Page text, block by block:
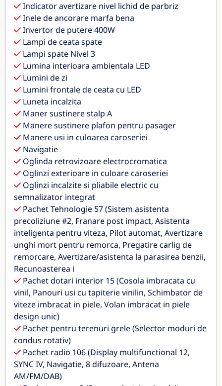
Indicator avertizare nivel lichid de parbriz
Inele de ancorare marfa bena
Invertor de putere 400W
Lampi de ceata spate
Lampi spate Nivel 3
Lumina interioara ambientala LED
Lumini de zi
Lumini frontale de ceata cu LED
Luneta incalzita
Maner sustinere stalp A
Manere sustinere plafon pentru pasager
Manere usi in culoarea caroseriei
Navigatie
Oglinda retrovizoare electrocromatica
Oglinzi exterioare in culoare caroseriei
Oglinzi incalzite si pliabile electric cu
semnalizator integrat
Pachet Tehnologie 57 (Sistem asistenta
precoliziune #2, Franare post impact, Asistenta
inteligenta pentru viteza, Pilot automat, Avertizare
unghi mort pentru remorca, Pregatire carlig de
remorcare, Avertizare/asistenta la parasirea benzii,
Recunoasterea i
Pachet dotari interior 15 (Cosola imbracata cu
vinil, Panouri usi cu tapiterie vinilin, Schimbator de
viteze imbracat in piele, Volan imbracat in piele
design unic)
Pachet pentru terenuri grele (Selector moduri de
condus rotativ)
Pachet radio 106 (Display multifunctional 12,
SYNC IV, Navigatie, 8 difuzoare, Antena
AM/FM/DAB)